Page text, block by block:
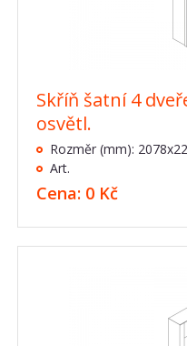
Skříň šatní 4
osvětl.
Rozměr (mm):
Art.
Cena: 0 Kč